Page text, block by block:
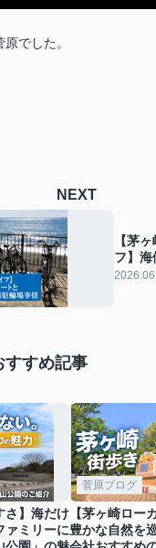
でした。
NEXT
【茅
フ】海
ートと
すすめ記事
さ】海だけ
ァミリーに
菅原ブログ
【茅ヶ崎ロー
豊かな自然を